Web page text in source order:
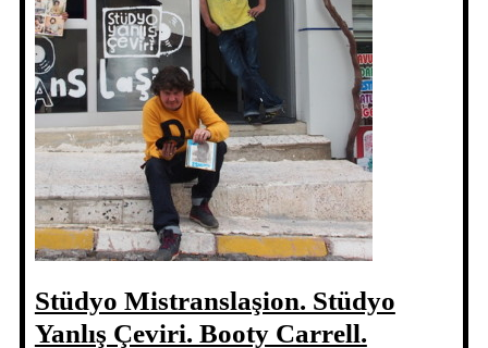
Stüdyo Mistranslaşion. Stüdyo
Yanlış Çeviri. Booty Carrell.